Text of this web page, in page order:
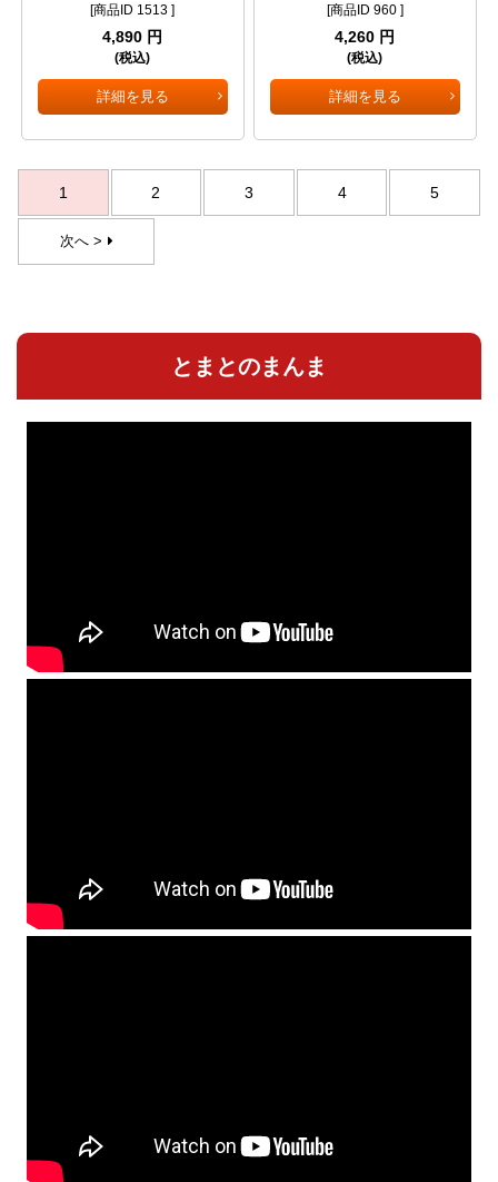
[商品ID 1513 ]
4,890 円
(税込)
詳細を見る
[商品ID 960 ]
4,260 円
(税込)
詳細を見る
1 2 3 4 5
次へ >
とまとのまんま